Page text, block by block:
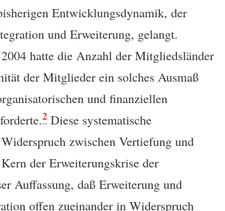
Entwicklungsdynamik, der
und Erweiterung, gelangt.
hatte die Anzahl der Mitgliedsländer
der Mitglieder ein solches Ausmaß
und finanziellen
2 Diese systematische
zwischen Vertiefung und
der Erweiterungskrise der
Auffassung, daß Erweiterung und
offen zueinander in Widerspruch